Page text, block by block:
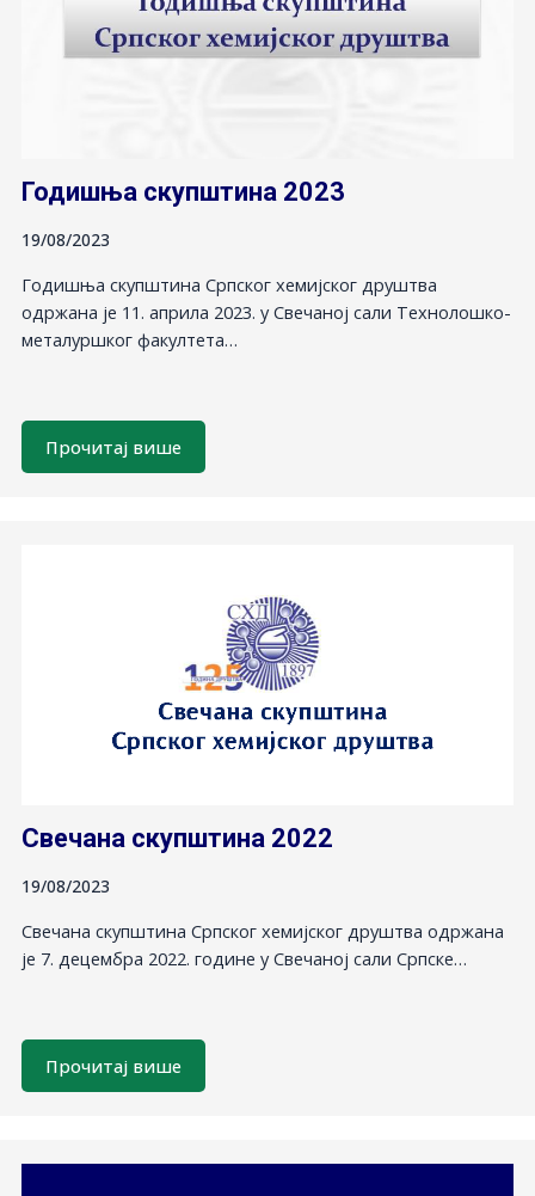
Годишња скупштина 2023
19/08/2023
Годишња скупштина Српског хемијског друштва
одржана je 11. априла 2023. у Свечаној сали Технолошко-
металуршког факултета…
Прочитај више
Свечана скупштина 2022
19/08/2023
Свечана скупштина Српског хемијског друштва одржана
је 7. децембра 2022. године у Свечаној сали Српске…
Прочитај више